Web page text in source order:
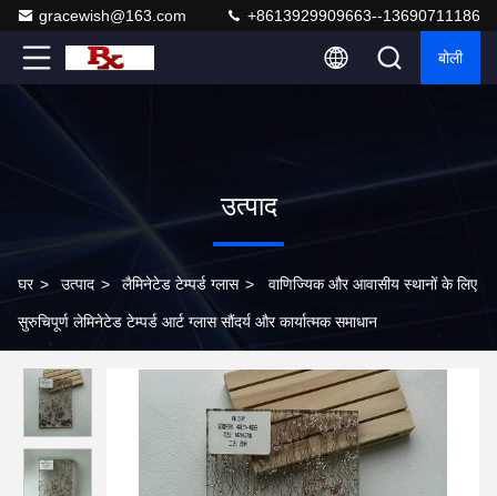
gracewish@163.com +8613929909663--13690711186
बोली
उत्पाद
घर > उत्पाद > लैमिनेटेड टेम्पर्ड ग्लास > वाणिज्यिक और आवासीय स्थानों के लिए
सुरुचिपूर्ण लेमिनेटेड टेम्पर्ड आर्ट ग्लास सौंदर्य और कार्यात्मक समाधान